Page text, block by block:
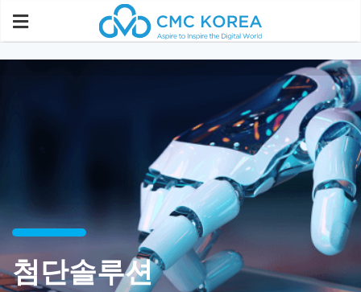
Paste this code immediately after the opening tag:
첨단솔루션